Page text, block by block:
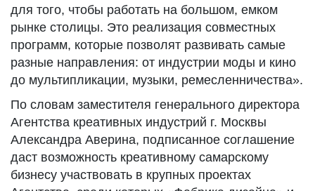
для того, чтобы работать на большом, емком
рынке столицы. Это реализация совместных
программ, которые позволят развивать самые
разные направления: от индустрии моды и кино
до мультипликации, музыки, ремесленничества».
По словам заместителя генерального директора
Агентства креативных индустрий г. Москвы
Александра Аверина, подписанное соглашение
даст возможность креативному самарскому
бизнесу участвовать в крупных проектах